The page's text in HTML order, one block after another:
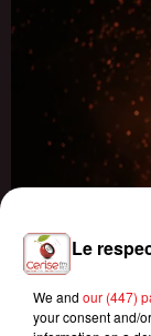
Le
We and our (447)
your consent and/